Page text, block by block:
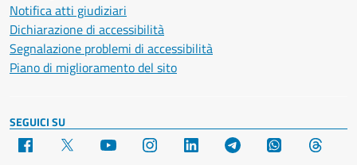
Notifica atti giudiziari
Dichiarazione di accessibilità
Segnalazione problemi di accessibilità
Piano di miglioramento del sito
SEGUICI SU
Facebook YouTube Instagram LinkedIn Telegram WhatsApp